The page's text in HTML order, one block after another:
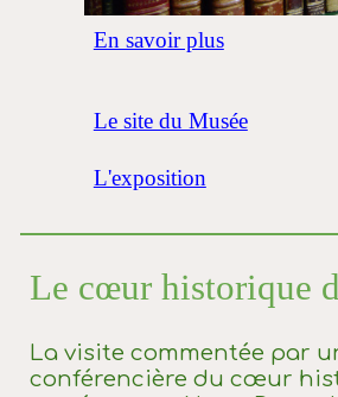
En savoir plus
Le site du Musée
L'exposition
Le cœur historique
La visite commentée par
conférencière du cœur